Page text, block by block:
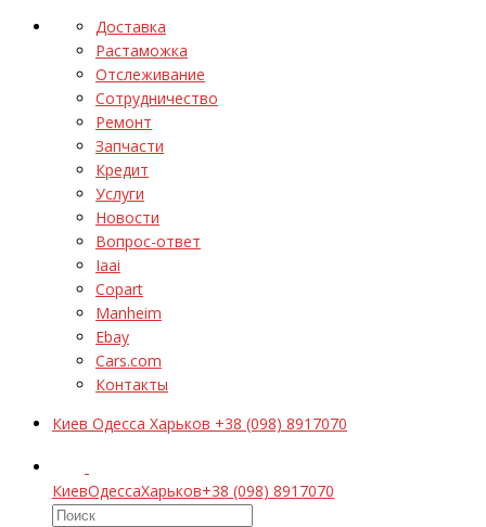
Доставка
Растаможка
Отслеживание
Сотрудничество
Ремонт
Запчасти
Кредит
Услуги
Новости
Вопрос-ответ
Iaai
Copart
Manheim
Ebay
Cars.com
Контакты
Киев Одесса Харьков +38 (098) 8917070
КиевОдессаХарьков+38 (098) 8917070